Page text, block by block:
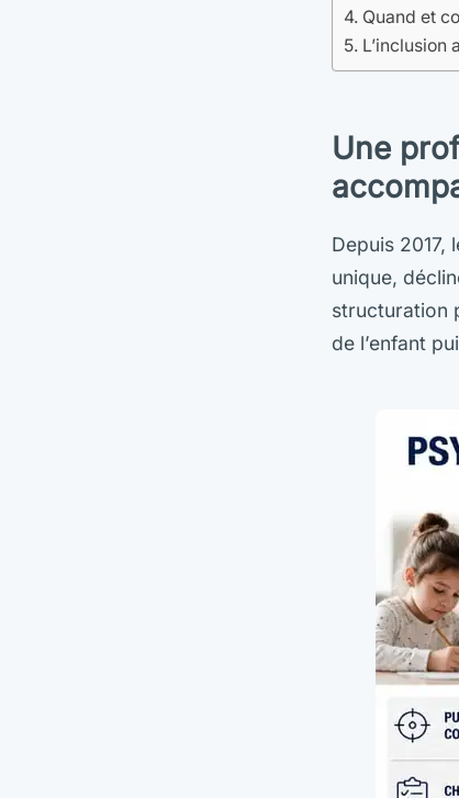
Quand et
Une
Depuis 2017,
unique,
structuration
de l’enfant